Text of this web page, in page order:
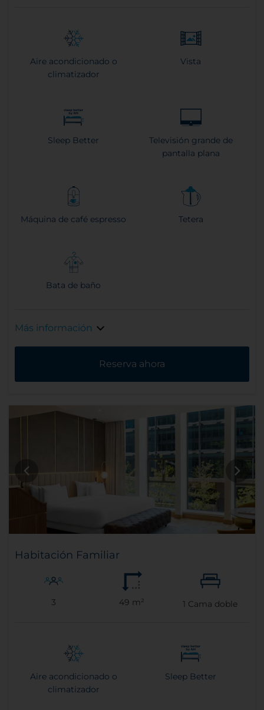
Aire acondicionado o
climatizador
Vista
Sleep Better
Televisión grande de
pantalla plana
Máquina de café espresso Tetera
Bata de baño
Más información
Reserva ahora
Habitación Familiar
3 49 m² 1 Cama doble
Aire acondicionado o
climatizador
Sleep Better